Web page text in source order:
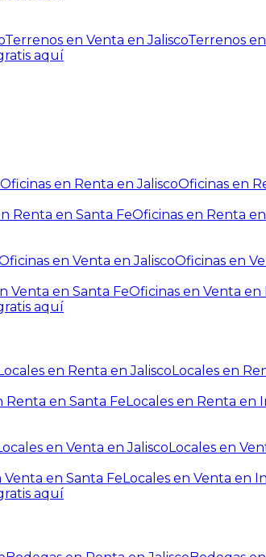
Terrenos en Venta en JaliscoTerrenos
aquí
Oficinas en Renta en JaliscoOficinas en
Renta en Santa FeOficinas en Renta
en Venta en JaliscoOficinas en
Venta en Santa FeOficinas en Venta
aquí
en Renta en JaliscoLocales en
Renta en Santa FeLocales en Renta en
en Venta en JaliscoLocales en
Venta en Santa FeLocales en Venta en
aquí